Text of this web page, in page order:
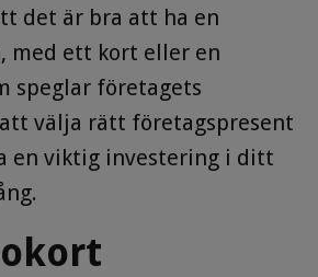
det är bra att ha en
med ett kort eller en
speglar företagets
välja rätt företagspresent
en viktig investering i ditt